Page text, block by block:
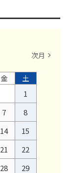
次月
金
土
1
7
8
14
15
21
22
28
29